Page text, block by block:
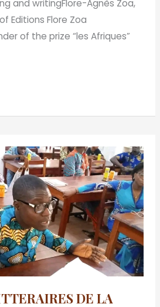
and writingFlore-Agnès Zoa,
Editions Flore Zoa
of the prize “les Afriques”
DE LA